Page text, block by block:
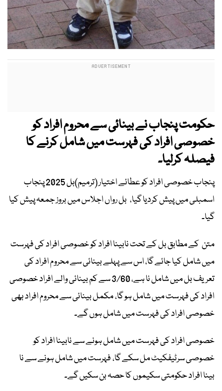
حکومت پنجاب نے بینائی سے محروم افراد کو
خصوصی افراد کی فہرست میں شامل کرنے کا
فیصلہ کرلیا۔
پنجاب خصوصی افراد کو عطائے اختیار (ترمیم)بل 2025 پنجاب
اسمبلی میں پیش کردیا گیا، بل رواں اجلاس میں بروز جمعہ پیش کیا
گیا۔
متن کے مطابق بل کے تحت نابینا افراد کو خصوصی افراد کی فہرست
میں شامل کیا جائے گا، اس سے پہلے بینائی سے محروم افراد کی
تعریف بل میں شامل نا ہے، 3/60 سے کم بینائی والے افراد خصوصی
افراد کی فہرست میں شامل ہو گا، مکمل بینائی سے محروم افراد بھی
خصوصی افراد کی فہرست میں شامل ہوں گے۔
خصوصی افراد کی فہرست میں شامل ہونے سے نابینا افراد کو
خصوصی سرٹیفکیٹ مل سکے گا، فہرست میں شامل ہونے سے نا
بینا افراد حکومتی سکیموں کا حصہ بن سکیں گے۔